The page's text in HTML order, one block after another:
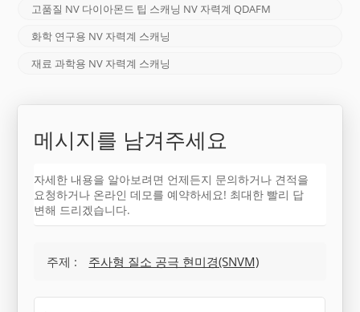
고품질 NV 다이아몬드 팁 스캐닝 NV 자력계 QDAFM
화학 연구용 NV 자력계 스캐닝
재료 과학용 NV 자력계 스캐닝
메시지를 남겨주세요
자세한 내용을 알아보려면 언제든지 문의하거나 견적을
요청하거나 온라인 데모를 예약하세요! 최대한 빨리 답
변해 드리겠습니다.
주제 : 주사형 질소 공극 현미경(SNVM)